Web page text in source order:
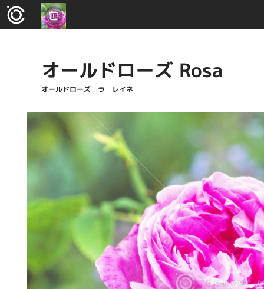
オールドローズ Rosa
オールドローズ ラ レイネ